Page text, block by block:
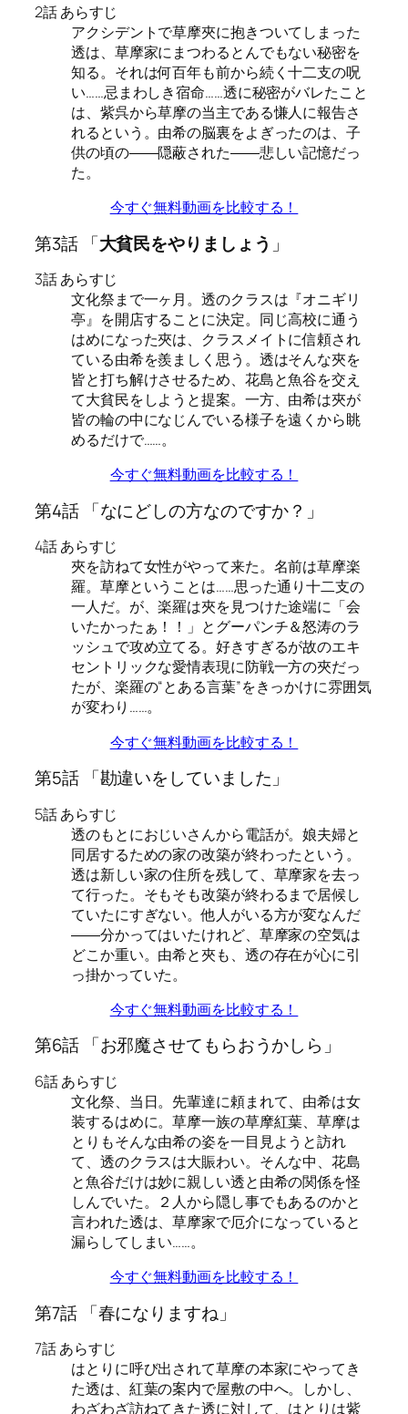
2話 あらすじ
アクシデントで草摩夾に抱きついてしまった
透は、草摩家にまつわるとんでもない秘密を
知る。それは何百年も前から続く十二支の呪
い……忌まわしき宿命……透に秘密がバレたこと
は、紫呉から草摩の当主である慊人に報告さ
れるという。由希の脳裏をよぎったのは、子
供の頃の――隠蔽された――悲しい記憶だっ
た。
今すぐ無料動画を比較する！
第3話 「大貧民をやりましょう 」
3話 あらすじ
文化祭まで一ヶ月。透のクラスは『オニギリ
亭』を開店することに決定。同じ高校に通う
はめになった夾は、クラスメイトに信頼され
ている由希を羨ましく思う。透はそんな夾を
皆と打ち解けさせるため、花島と魚谷を交え
て大貧民をしようと提案。一方、由希は夾が
皆の輪の中になじんでいる様子を遠くから眺
めるだけで……。
今すぐ無料動画を比較する！
第4話 「なにどしの方なのですか？」
4話 あらすじ
夾を訪ねて女性がやって来た。名前は草摩楽
羅。草摩ということは……思った通り十二支の
一人だ。が、楽羅は夾を見つけた途端に「会
いたかったぁ！！」とグーパンチ＆怒涛のラ
ッシュで攻め立てる。好きすぎるが故のエキ
セントリックな愛情表現に防戦一方の夾だっ
たが、楽羅の“とある言葉”をきっかけに雰囲気
が変わり……。
今すぐ無料動画を比較する！
第5話 「勘違いをしていました」
5話 あらすじ
透のもとにおじいさんから電話が。娘夫婦と
同居するための家の改築が終わったという。
透は新しい家の住所を残して、草摩家を去っ
て行った。そもそも改築が終わるまで居候し
ていたにすぎない。他人がいる方が変なんだ
――分かってはいたけれど、草摩家の空気は
どこか重い。由希と夾も、透の存在が心に引
っ掛かっていた。
今すぐ無料動画を比較する！
第6話 「お邪魔させてもらおうかしら」
6話 あらすじ
文化祭、当日。先輩達に頼まれて、由希は女
装するはめに。草摩一族の草摩紅葉、草摩は
とりもそんな由希の姿を一目見ようと訪れ
て、透のクラスは大賑わい。そんな中、花島
と魚谷だけは妙に親しい透と由希の関係を怪
しんでいた。２人から隠し事でもあるのかと
言われた透は、草摩家で厄介になっていると
漏らしてしまい……。
今すぐ無料動画を比較する！
第7話 「春になりますね」
7話 あらすじ
はとりに呼び出されて草摩の本家にやってき
た透は、紅葉の案内で屋敷の中へ。しかし、
わざわざ訪ねてきた透に対して、はとりは紫